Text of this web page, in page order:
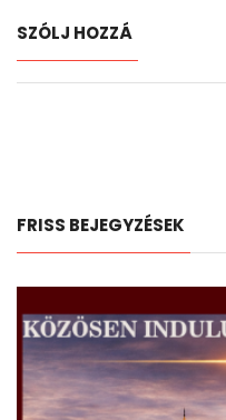
SZÓLJ HOZZÁ
FRISS BEJEGYZÉSEK